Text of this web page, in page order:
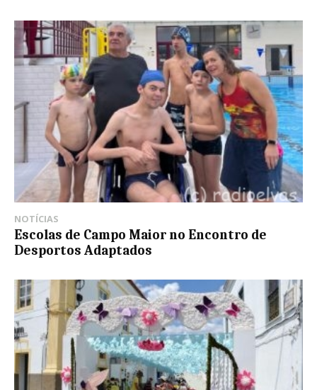
NOTÍCIAS
Escolas de Campo Maior no Encontro de
Desportos Adaptados